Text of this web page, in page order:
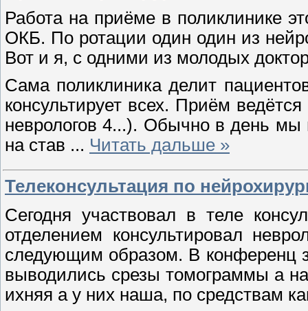
Работа на приёме в поликлинике
ОКБ. По ротации один один из
Вот и я, с одними из молодых
Сама поликлиника делит
консультирует всех. Приём
неврологов 4...). Обычно в день
на став ... Читать дальше »
Телеконсультация по
Сегодня участвовал в теле
отделением консультировал
следующим образом. В конференц
выводились срезы томограммы а
ихняя а у них наша, по средствам